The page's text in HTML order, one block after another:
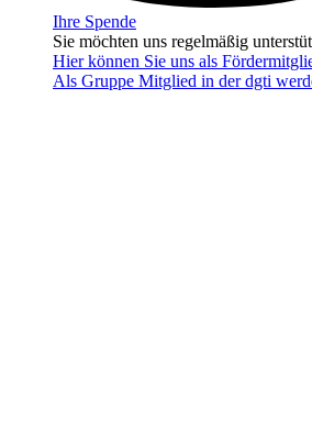
Ihre Spende
Sie möchten uns regelmäßig
Hier können Sie uns als
Als Gruppe Mitglied in der dgti